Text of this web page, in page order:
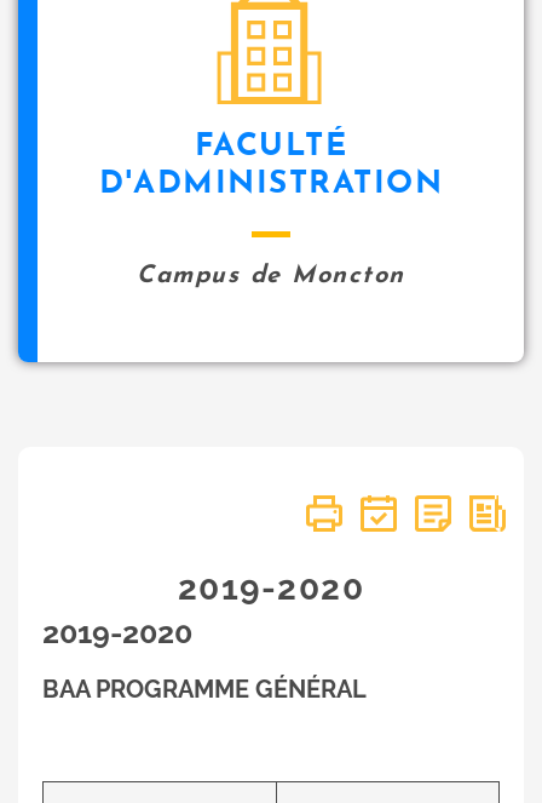
FACULTÉ
D'ADMINISTRATION
Campus de Moncton
2019-2020
2019-2020
BAA PROGRAMME GÉNÉRAL